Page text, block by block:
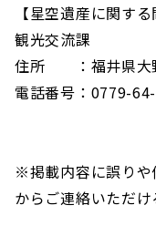
【星空遺産に関す
観光交流課
住所 ：福井県大
電話番号：0779-
※掲載内容に誤りや
からご連絡いただけ